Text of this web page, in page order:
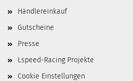
Händlereinkauf
Gutscheine
Presse
Lspeed-Racing Projekte
Cookie Einstellungen